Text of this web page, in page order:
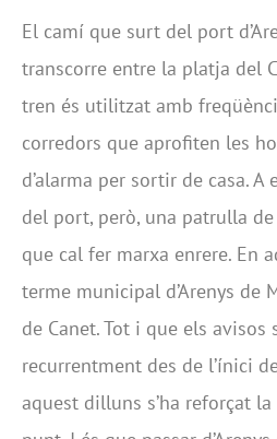
El camí que surt del port
transcorre entre la platja del
tren és utilitzat amb
corredors que aprofiten les
d’alarma per sortir de casa. A
del port, però, una patrulla
que cal fer marxa enrere. En
terme municipal d’Arenys de
de Canet. Tot i que els avisos
recurrentment des de l’ínici de
aquest dilluns s’ha reforçat